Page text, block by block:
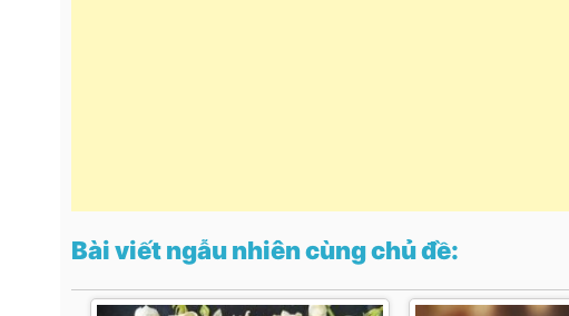
Bài viết ngẫu nhiên cùng chủ đề: